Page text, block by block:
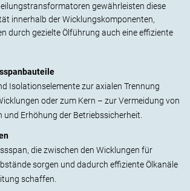
gewährleisten diese
innerhalb der Wicklungskomponenten,
durch gezielte Ölführung auch eine effiziente
Isolationselemente zur axialen Trennung
oder zum Kern – zur Vermeidung von
und Erhöhung der Betriebssicherheit.
die zwischen den Wicklungen für
sorgen und dadurch effiziente Ölkanäle
schaffen.